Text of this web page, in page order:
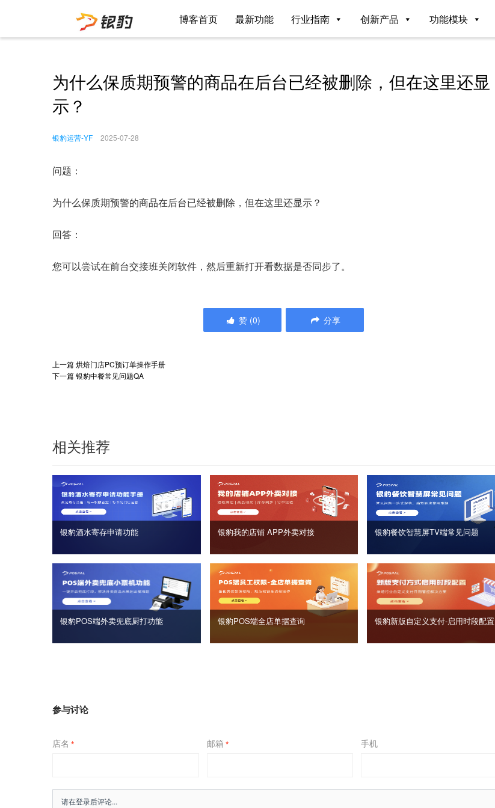
博客首页 最新功能 行业指南 创新产品 功能模块
为什么保质期预警的商品在后台已经被删除，但在这里还显
示？
银豹运营-YF 2025-07-28
问题：
为什么保质期预警的商品在后台已经被删除，但在这里还显示？
回答：
您可以尝试在前台交接班关闭软件，然后重新打开看数据是否同步了。
赞 (0) 分享
上一篇烘焙门店PC预订单操作手册
下一篇银豹中餐常见问题QA
相关推荐
银豹酒水寄存申请功能 银豹我的店铺 APP外卖对接 银豹餐饮智慧屏TV端常见问题
银豹POS端外卖兜底厨打功能 银豹POS端全店单据查询 银豹新版自定义支付‑启用时段配置
参与讨论
店名 * 邮箱 * 手机